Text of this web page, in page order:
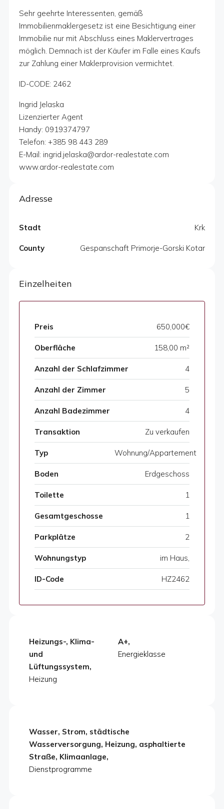
Sehr geehrte Interessenten, gemäß
Immobilienmaklergesetz ist eine Besichtigung einer
Immobilie nur mit Abschluss eines Maklervertrages
möglich. Demnach ist der Käufer im Falle eines Kaufs
zur Zahlung einer Maklerprovision vermichtet.
ID-CODE: 2462
Ingrid Jelaska
Lizenzierter Agent
Handy: 0919374797
Telefon: +385 98 443 289
E-Mail: ingrid.jelaska@ardor-realestate.com
www.ardor-realestate.com
Adresse
Stadt Krk
County Gespanschaft Primorje-Gorski Kotar
Einzelheiten
Preis 650,000€
Oberfläche 158,00 m²
Anzahl der Schlafzimmer 4
Anzahl der Zimmer 5
Anzahl Badezimmer 4
Transaktion Zu verkaufen
Typ Wohnung/Appartement
Boden Erdgeschoss
Toilette 1
Gesamtgeschosse 1
Parkplätze 2
Wohnungstyp im Haus,
ID-Code HZ2462
Heizungs-, Klima-
und
Lüftungssystem,
Heizung
A+,
Energieklasse
Wasser, Strom, städtische
Wasserversorgung, Heizung, asphaltierte
Straße, Klimaanlage,
Dienstprogramme